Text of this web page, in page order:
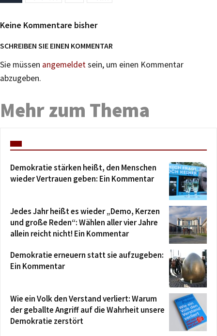
Keine Kommentare bisher
SCHREIBEN SIE EINEN KOMMENTAR
Sie müssen angemeldetsein, um einen Kommentar
abzugeben.
Mehr zum Thema
Demokratie stärken heißt, den Menschen
wieder Vertrauen geben: Ein Kommentar
Jedes Jahr heißt es wieder „Demo, Kerzen
und große Reden“: Wählen aller vier Jahre
allein reicht nicht! Ein Kommentar
Demokratie erneuern statt sie aufzugeben:
Ein Kommentar
Wie ein Volk den Verstand verliert: Warum
der geballte Angriff auf die Wahrheit unsere
Demokratie zerstört